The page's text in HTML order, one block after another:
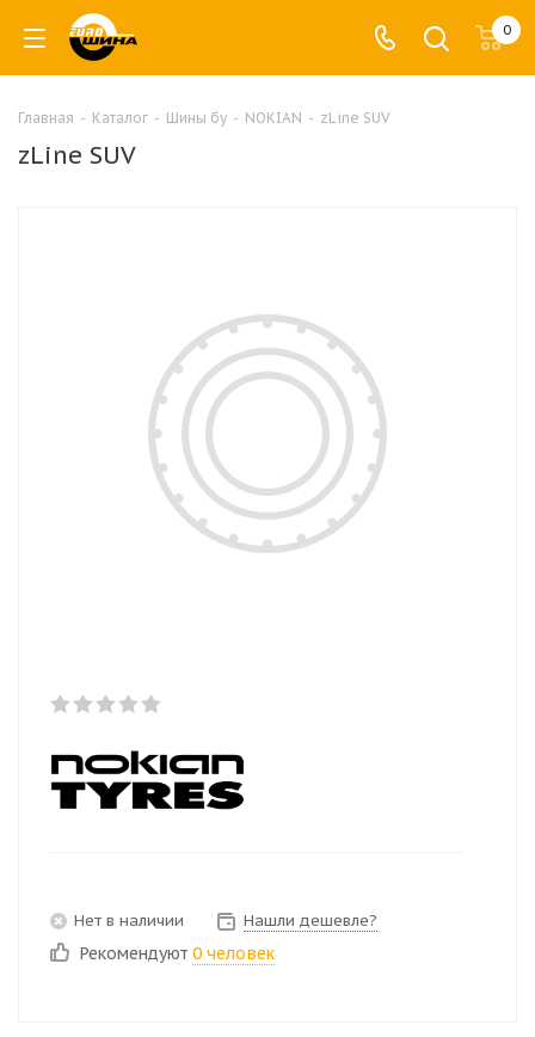
0
Главная - Каталог - Шины бу - NOKIAN - zLine SUV
zLine SUV
Нет в наличии Нашли дешевле?
Рекомендуют 0 человек